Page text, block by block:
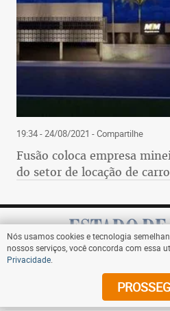
Nós usamos cookies e tecnologia
nossos serviços, você concorda com essa
Privacidade
19:34 - 24/08/2021 - Compartilhe
Fusão coloca empresa
do setor de locação de
Assine